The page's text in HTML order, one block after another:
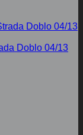
Doblo 04/13